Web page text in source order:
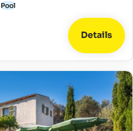
Pool
Details